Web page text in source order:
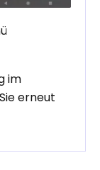
im
erneut